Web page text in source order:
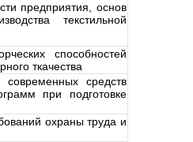
предприятия, основ
текстильной
способностей
ткачества
средств
при подготовке
охраны труда и